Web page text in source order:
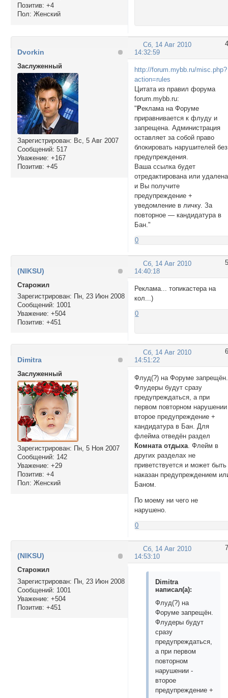
Позитив: +4
Пол: Женский
4
Сб, 14 Авг 2010
14:32:59
Dvorkin
Заслуженный
Зарегистрирован: Вс, 5 Авг 2007
Сообщений: 517
Уважение: +167
Позитив: +45
http://forum.mybb.ru/misc.php?
action=rules
Цитата из правил форума
forum.mybb.ru:
" Реклама на Форуме
приравнивается к флуду и
запрещена. Администрация
оставляет за собой право
блокировать нарушителей без
предупреждения.
Ваша ссылка будет
отредактирована или удалена
и Вы получите
предупреждение +
уведомление в личку. За
повторное — кандидатура в
Бан."
0
5
Сб, 14 Авг 2010
14:40:18
(NIKSU)
Cтарожил
Зарегистрирован: Пн, 23 Июн 2008
Сообщений: 1001
Уважение: +504
Позитив: +451
Реклама... топикастера на
кол...)
0
6
Сб, 14 Авг 2010
14:51:22
Dimitra
Заслуженный
Зарегистрирован: Пн, 5 Ноя 2007
Сообщений: 142
Уважение: +29
Позитив: +4
Пол: Женский
Флуд(?) на Форуме запрещён.
Флудеры будут сразу
предупреждаться, а при
первом повторном
второе предупреждение +
кандидатура в Бан. Для
флейма отведён раздел
Комната отдыха . Флейм в
других разделах не
приветствуется и может быть
наказан предупреждением
Баном.
По моему ни чего не
нарушено.
0
7
Сб, 14 Авг 2010
14:53:10
(NIKSU)
Cтарожил
Зарегистрирован: Пн, 23 Июн 2008
Сообщений: 1001
Уважение: +504
Позитив: +451
Dimitra
написал(а):
Флуд(?) на
Форуме запрещён.
Флудеры будут
сразу
предупреждаться,
а при первом
повторном
нарушении -
второе
предупреждение +